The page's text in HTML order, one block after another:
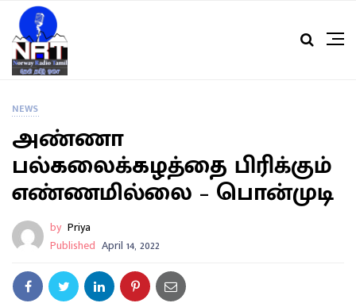
NEWS
அண்ணா
பல்கலைக்கழத்தை பிரிக்கும்
எண்ணமில்லை – பொன்முடி
by Priya
Published April 14, 2022